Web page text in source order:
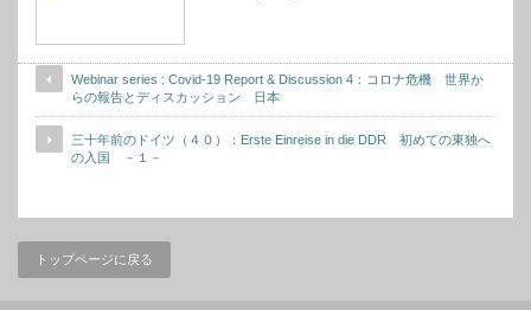
Webinar series : Covid-19 Report & Discussion 4：コロナ危機 世界か
らの報告とディスカッション 日本
三十年前のドイツ（４０）：Erste Einreise in die DDR 初めての東独へ
の入国 －１－
トップページに戻る